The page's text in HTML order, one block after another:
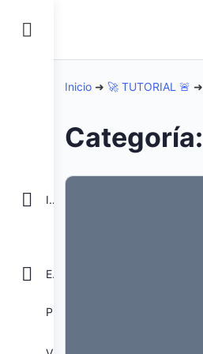
INICIO
EXCEL
Inicio ➜ 🚀 TUTORIAL 🚨 ➜
Categoría: